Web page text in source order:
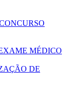
MÉDICO
DE